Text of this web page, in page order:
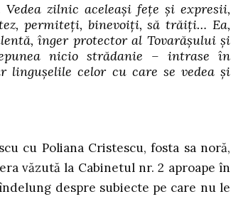
zilnic aceleași fețe și expresii,
permiteți, binevoiți, să trăiți… Ea,
înger protector al Tovarășului și
nicio strădanie – intrase în
celor cu care se vedea și
cu Poliana Cristescu, fosta sa noră,
văzută la Cabinetul nr. 2 aproape în
despre subiecte pe care nu le